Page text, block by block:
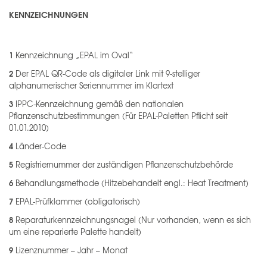
KENNZEICHNUNGEN
1 Kennzeichnung „EPAL im Oval“
2 Der EPAL QR-Code als digitaler Link mit 9-stelliger
alphanumerischer Seriennummer im Klartext
3 IPPC-Kennzeichnung gemäß den nationalen
Pflanzenschutzbestimmungen (Für EPAL-Paletten Pflicht seit
01.01.2010)
4 Länder-Code
5 Registriernummer der zuständigen Pflanzenschutzbehörde
6 Behandlungsmethode (Hitzebehandelt engl.: Heat Treatment)
7 EPAL-Prüfklammer (obligatorisch)
8 Reparaturkennzeichnungsnagel (Nur vorhanden, wenn es sich
um eine reparierte Palette handelt)
9 Lizenznummer – Jahr – Monat